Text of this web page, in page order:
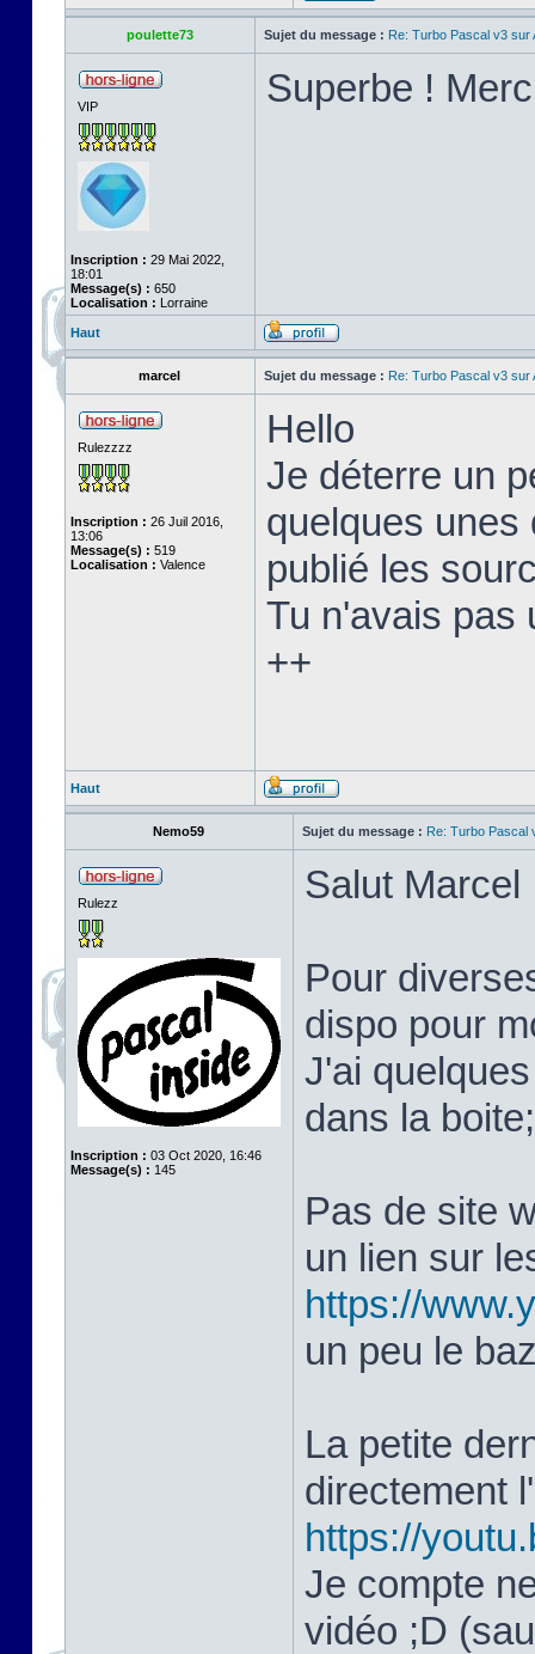
poulette73 Sujet du message : Re: Turbo Pascal v3 sur
VIP
Inscription : 29 Mai 2022,
18:01
Message(s) : 650
Localisation : Lorraine
Superbe !
Haut
marcel Sujet du message : Re: Turbo Pascal v3 sur
Rulezzzz
Inscription : 26 Juil 2016,
13:06
Message(s) : 519
Localisation : Valence
Hello
Je déterre un
quelques unes
publié les
Tu n'avais pas
++
Haut
Nemo59 Sujet du message : Re: Turbo Pascal
Rulezz
Inscription : 03 Oct 2020, 16:46
Message(s) : 145
Salut Marcel
Pour
dispo pour
J'ai
dans la
Pas de site
un lien sur
https://
un peu le
La petite
directement
https://
Je compte
vidéo ;D